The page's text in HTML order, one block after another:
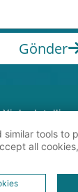
Gönder
Hakları
Gizlilik
similar tools to
all